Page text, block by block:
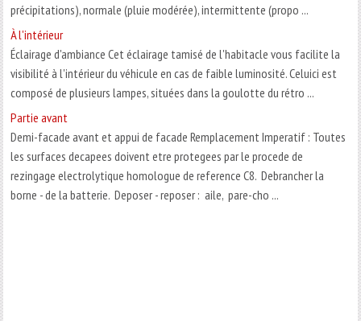
précipitations), normale (pluie modérée), intermittente (propo ...
À l'intérieur
Éclairage d'ambiance Cet éclairage tamisé de l'habitacle vous facilite la
visibilité à l'intérieur du véhicule en cas de faible luminosité. Celuici est
composé de plusieurs lampes, situées dans la goulotte du rétro ...
Partie avant
Demi-facade avant et appui de facade Remplacement Imperatif : Toutes
les surfaces decapees doivent etre protegees par le procede de
rezingage electrolytique homologue de reference C8. Debrancher la
borne - de la batterie. Deposer - reposer : aile, pare-cho ...